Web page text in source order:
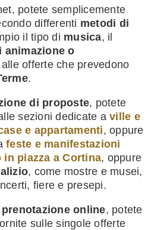
potete semplicemente
differenti metodi di
il tipo di musica, il
animazione o
offerte che prevedono
.
di proposte, potete
sezioni dedicate a ville e
e appartamenti, oppure
feste e manifestazioni
in piazza a Cortina, oppure
, come mostre e musei,
fiere e presepi.
prenotazione online, potete
sulle singole offerte